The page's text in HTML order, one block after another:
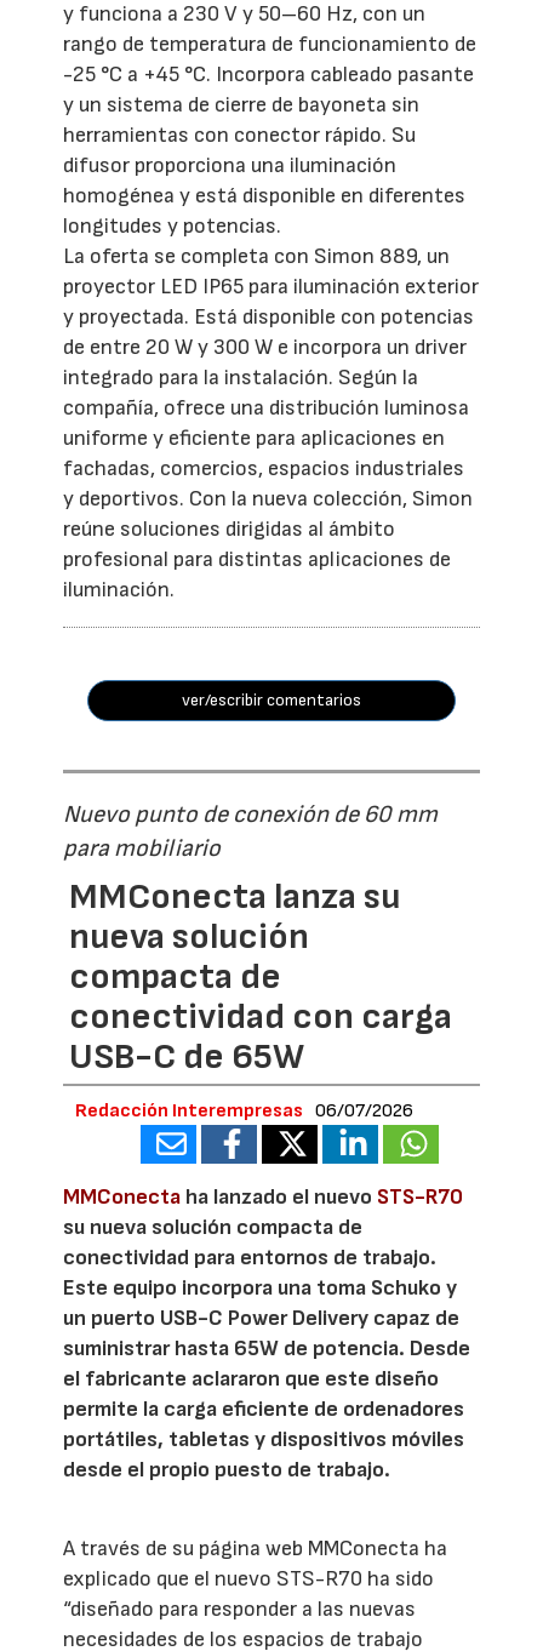
y funciona a 230 V y 50–60 Hz, con un
rango de temperatura de funcionamiento de
-25 °C a +45 °C. Incorpora cableado pasante
y un sistema de cierre de bayoneta sin
herramientas con conector rápido. Su
difusor proporciona una iluminación
homogénea y está disponible en diferentes
longitudes y potencias.
La oferta se completa con Simon 889, un
proyector LED IP65 para iluminación exterior
y proyectada. Está disponible con potencias
de entre 20 W y 300 W e incorpora un driver
integrado para la instalación. Según la
compañía, ofrece una distribución luminosa
uniforme y eficiente para aplicaciones en
fachadas, comercios, espacios industriales
y deportivos. Con la nueva colección, Simon
reúne soluciones dirigidas al ámbito
profesional para distintas aplicaciones de
iluminación.
ver/escribir comentarios
Nuevo punto de conexión de 60 mm
para mobiliario
MMConecta lanza su
nueva solución
compacta de
conectividad con carga
USB-C de 65W
Redacción Interempresas 06/07/2026
MMConecta ha lanzado el nuevo STS-R70
su nueva solución compacta de
conectividad para entornos de trabajo.
Este equipo incorpora una toma Schuko y
un puerto USB-C Power Delivery capaz de
suministrar hasta 65W de potencia. Desde
el fabricante aclararon que este diseño
permite la carga eficiente de ordenadores
portátiles, tabletas y dispositivos móviles
desde el propio puesto de trabajo.
A través de su página web MMConecta ha
explicado que el nuevo STS-R70 ha sido
“diseñado para responder a las nuevas
necesidades de los espacios de trabajo